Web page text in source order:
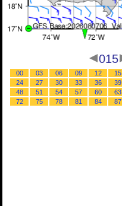
015
00 03 06 09 12 15
24
27 30 33 36 39
48
51 54 57 60 63
72
75 78 81 84 87